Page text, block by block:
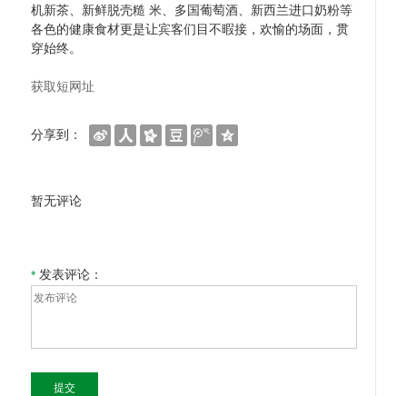
机新茶、新鲜脱壳糙 米、多国葡萄酒、新西兰进口奶粉等
各色的健康食材更是让宾客们目不暇接，欢愉的场面，贯
穿始终。
获取短网址
分享到：
暂无评论
*发表评论：
提交